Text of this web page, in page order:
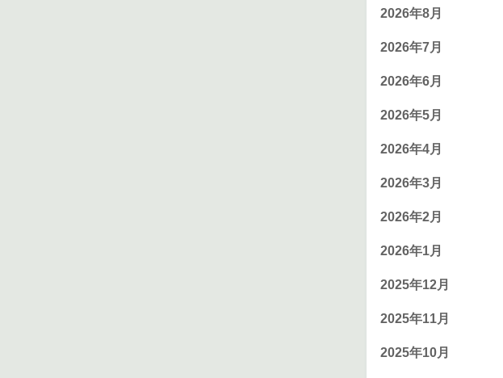
2026年8月
2026年7月
2026年6月
2026年5月
2026年4月
2026年3月
2026年2月
2026年1月
2025年12月
2025年11月
2025年10月